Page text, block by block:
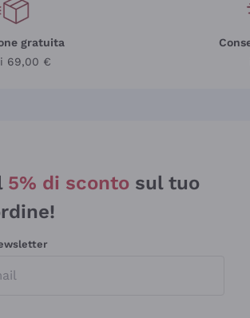
gratuita
69,00 €
5% di sconto sul tuo